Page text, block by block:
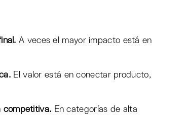
A veces el mayor impacto está en
El valor está en conectar producto,
competitiva. En categorías de alta